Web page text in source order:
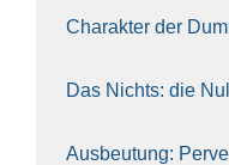
Cha­rak­ter der
Das Nichts: die
Aus­beu­tung: